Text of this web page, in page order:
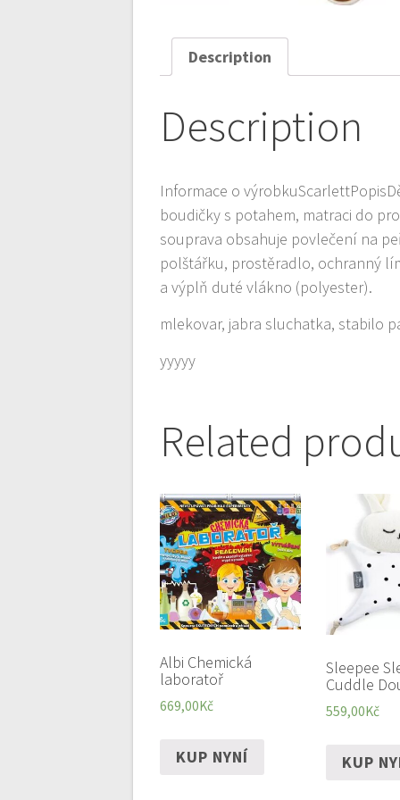
Description
Description
Informace o
boudičky s potahem, matraci do
souprava obsahuje povlečení na
polštářku, prostěradlo, ochranný
a výplň duté vlákno (polyester).
mlekovar, jabra sluchatka, stabilo
yyyyy
Related
Albi Chemická
laboratoř
669,00Kč
KUP NYNÍ
Sleepee
Cuddle
559,00Kč
KUP